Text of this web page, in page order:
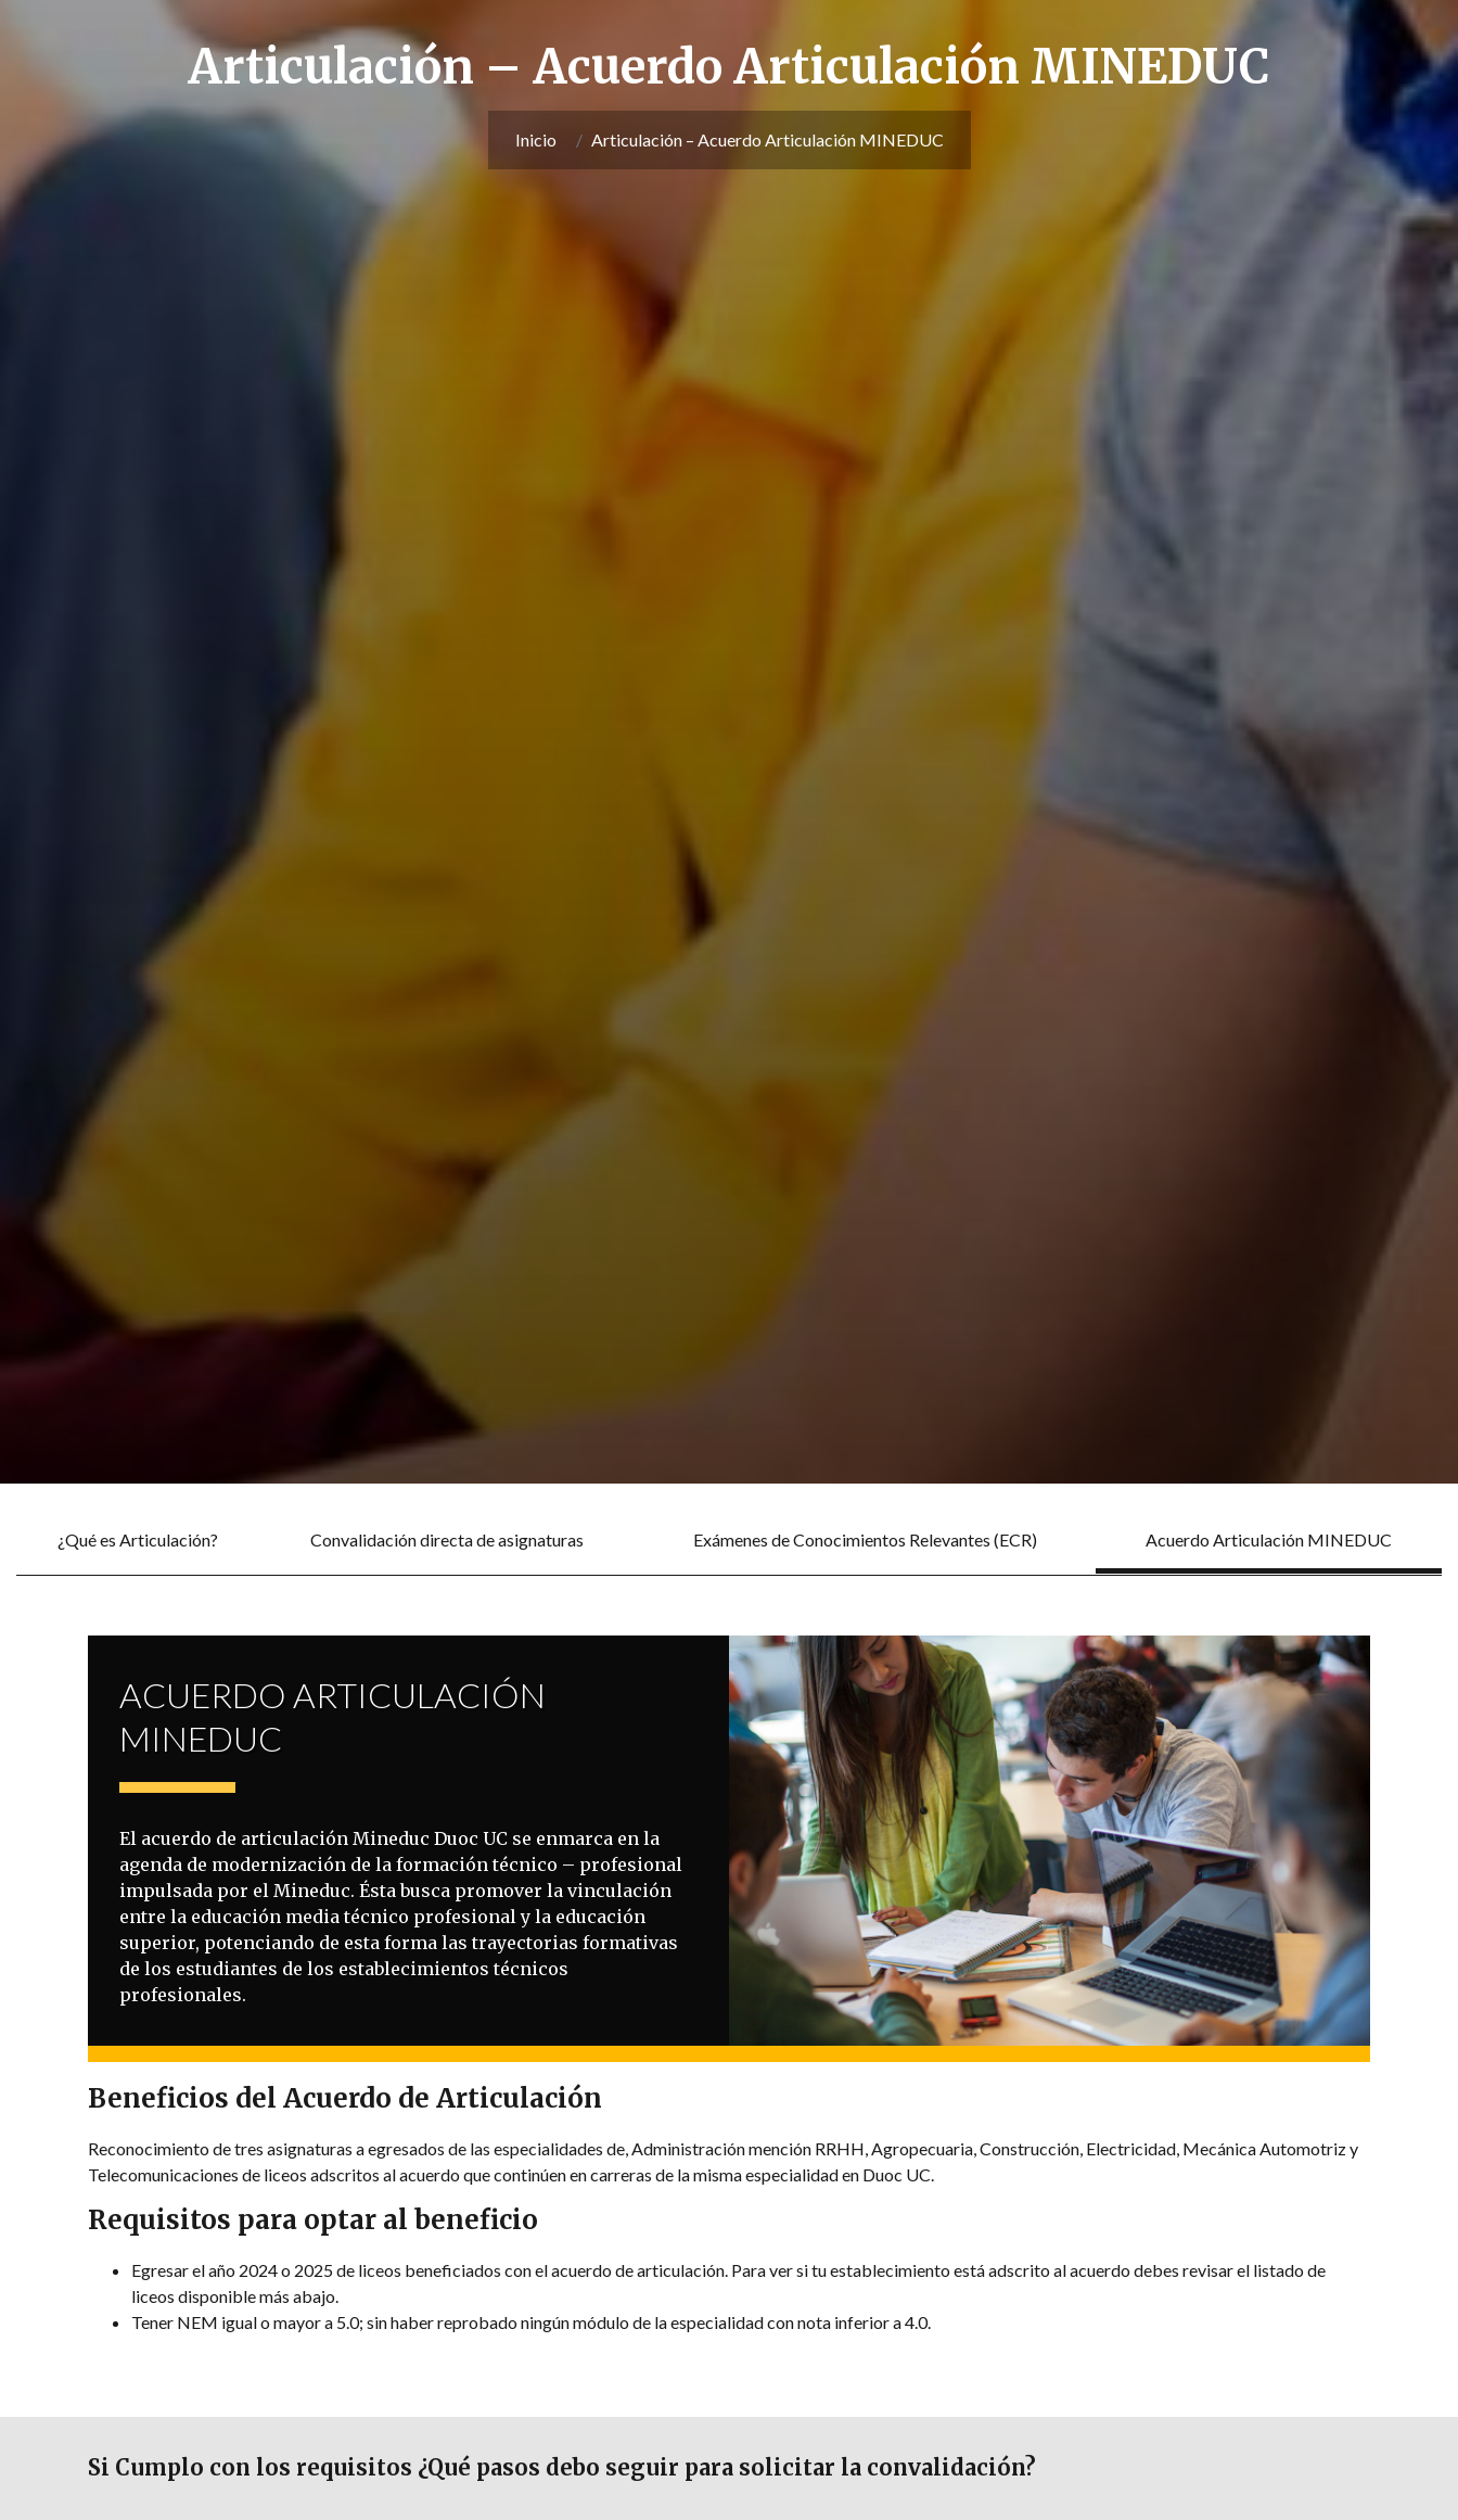
Articulación – Acuerdo Articulación MINEDUC
Inicio Articulación – Acuerdo Articulación MINEDUC
¿Qué es Articulación? Convalidación directa de asignaturas Exámenes de Conocimientos Relevantes (ECR) Acuerdo Articulación MINEDUC
ACUERDO ARTICULACIÓN
MINEDUC
El acuerdo de articulación Mineduc Duoc UC se enmarca en la
agenda de modernización de la formación técnico – profesional
impulsada por el Mineduc. Ésta busca promover la vinculación
entre la educación media técnico profesional y la educación
superior, potenciando de esta forma las trayectorias formativas
de los estudiantes de los establecimientos técnicos
profesionales.
Beneficios del Acuerdo de Articulación
Reconocimiento de tres asignaturas a egresados de las especialidades de, Administración mención RRHH, Agropecuaria, Construcción, Electricidad, Mecánica Automotriz y
Telecomunicaciones de liceos adscritos al acuerdo que continúen en carreras de la misma especialidad en Duoc UC.
Requisitos para optar al beneficio
Egresar el año 2024 o 2025 de liceos beneficiados con el acuerdo de articulación. Para ver si tu establecimiento está adscrito al acuerdo debes revisar el listado de
liceos disponible más abajo.
Tener NEM igual o mayor a 5.0; sin haber reprobado ningún módulo de la especialidad con nota inferior a 4.0.
Si Cumplo con los requisitos ¿Qué pasos debo seguir para solicitar la convalidación?